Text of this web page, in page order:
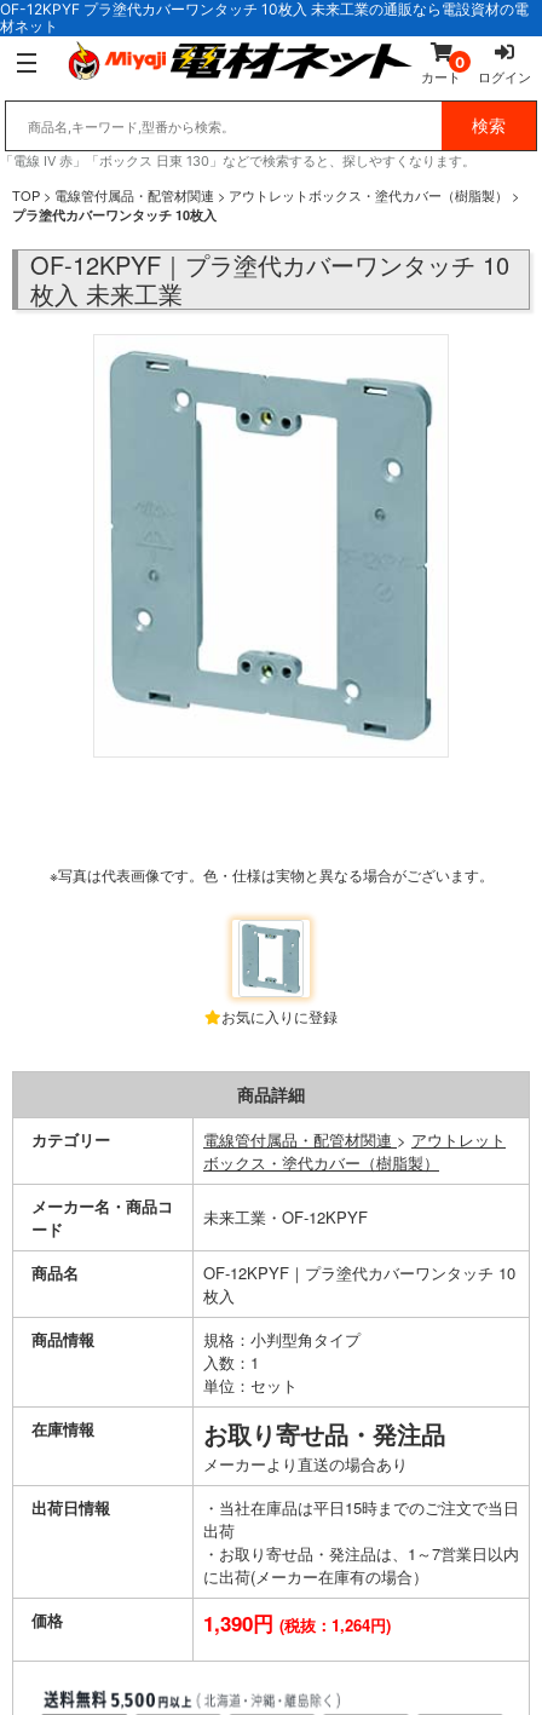
OF-12KPYF プラ塗代カバーワンタッチ 10枚入 未来工業の通販なら電設資材の電
材ネット
0
カート ログイン
「電線 IV 赤」「ボックス 日東 130」などで検索すると、探しやすくなります。
TOP > 電線管付属品・配管材関連 > アウトレットボックス・塗代カバー（樹脂製） >
プラ塗代カバーワンタッチ 10枚入
OF-12KPYF｜プラ塗代カバーワンタッチ 10
枚入 未来工業
※写真は代表画像です。色・仕様は実物と異なる場合がございます。
お気に入りに登録
商品詳細
カテゴリー 電線管付属品・配管材関連 > アウトレット
ボックス・塗代カバー（樹脂製）
メーカー名・商品コ
ード
未来工業・OF-12KPYF
商品名
OF-12KPYF｜プラ塗代カバーワンタッチ 10
枚入
商品情報
規格：小判型角タイプ
入数：1
単位：セット
在庫情報
お取り寄せ品・発注品
メーカーより直送の場合あり
出荷日情報
・当社在庫品は平日15時までのご注文で当日
出荷
・お取り寄せ品・発注品は、1～7営業日以内
に出荷(メーカー在庫有の場合）
価格
1,390円 (税抜：1,264円)